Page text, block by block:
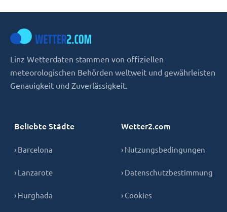
Linz Wetterdaten stammen von offiziellen
meteorologischen Behörden weltweit und gewährleisten
Genauigkeit und Zuverlässigkeit.
Beliebte Städte
› Barcelona
› Lanzarote
› Hurghada
Wetter2.com
› Nutzungsbedingungen
› Datenschutzbestimmung
› Cookies